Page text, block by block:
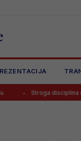
disciplina u Realu,